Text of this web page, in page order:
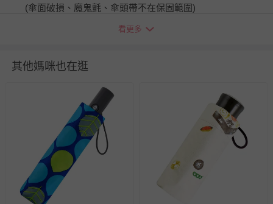
(傘面破損、魔鬼氈、傘頭帶不在保固範圍)
詳細尺寸：280mm * 50mm * 50mm
或颱風天使用。
使用方式：使用前，先輕輕地晃動雨傘，使其傘布較為鬆
開，再行展開雨傘。
商品運送限制：出貨地限台灣本島
您所購買的商品享有7天的鑑賞期／猶豫期權益，但此期間
並非試用期，您所退回的商品必須是未經使用的全新狀態，
包含完整包裝、配件、說明文件及贈品等。
看更多
其他媽咪也在逛